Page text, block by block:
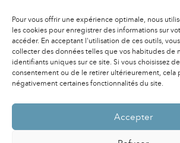
Pour vous offrir une expérience optimale, nous
les cookies pour enregistrer des informations sur
accéder. En acceptant l'utilisation de ces outils,
collecter des données telles que vos habitudes de
identifiants uniques sur ce site. Si vous choisissez
consentement ou de le retirer ultérieurement, cela
négativement certaines fonctionnalités du site.
Accepter
ACCESSIBILITÉ | AGENDA |
CONTACTS
PUBLICATIONS